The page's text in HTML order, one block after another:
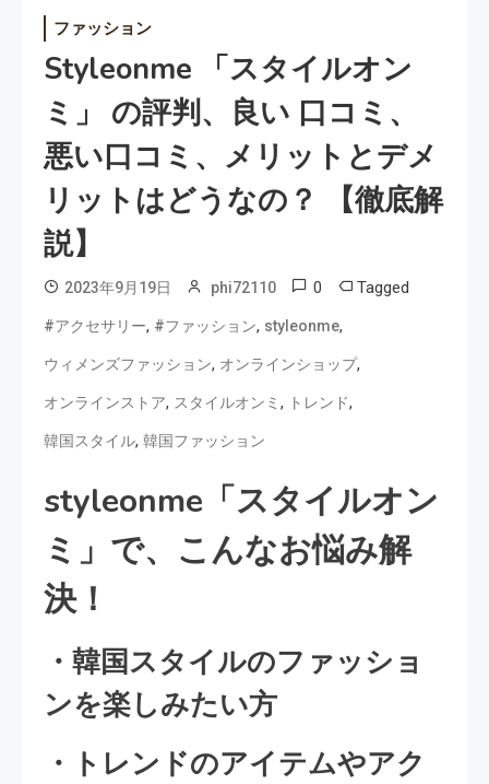
ファッション
Styleonme 「スタイルオン
ミ」 の評判、良い 口コミ、
悪い口コミ、メリットとデメ
リットはどうなの？ 【徹底解
説】
2023年9月19日 phi72110 0 Tagged
#アクセサリー, #ファッション, styleonme,
ウィメンズファッション, オンラインショップ,
オンラインストア, スタイルオンミ , トレンド,
韓国スタイル, 韓国ファッション
styleonme「スタイルオン
ミ」で、こんなお悩み解
決！
・韓国スタイルのファッショ
ンを楽しみたい方
・トレンドのアイテムやアク